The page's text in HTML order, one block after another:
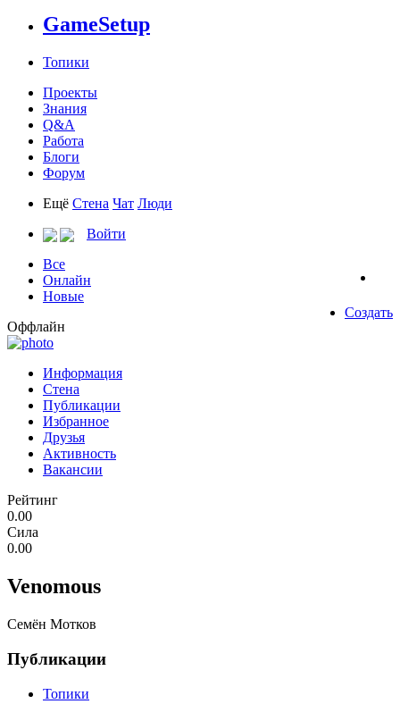
GameSetup
Топики
Проекты
Знания
Q&A
Работа
Блоги
Форум
Ещё Стена Чат Люди
Войти
Все
Онлайн
Новые
Создать
Оффлайн
Информация
Стена
Публикации
Избранное
Друзья
Активность
Вакансии
Рейтинг
0.00
Сила
0.00
Venomous
Семён Мотков
Публикации
Топики